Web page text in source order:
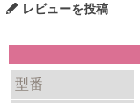
レビューを投稿
型番